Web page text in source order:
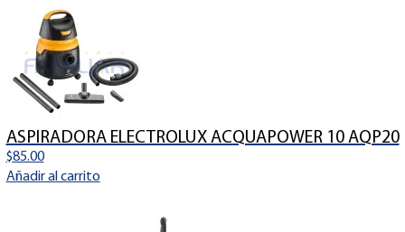
ASPIRADORA ELECTROLUX ACQUAPOWER 10 AQP20
$85.00
Añadir al carrito